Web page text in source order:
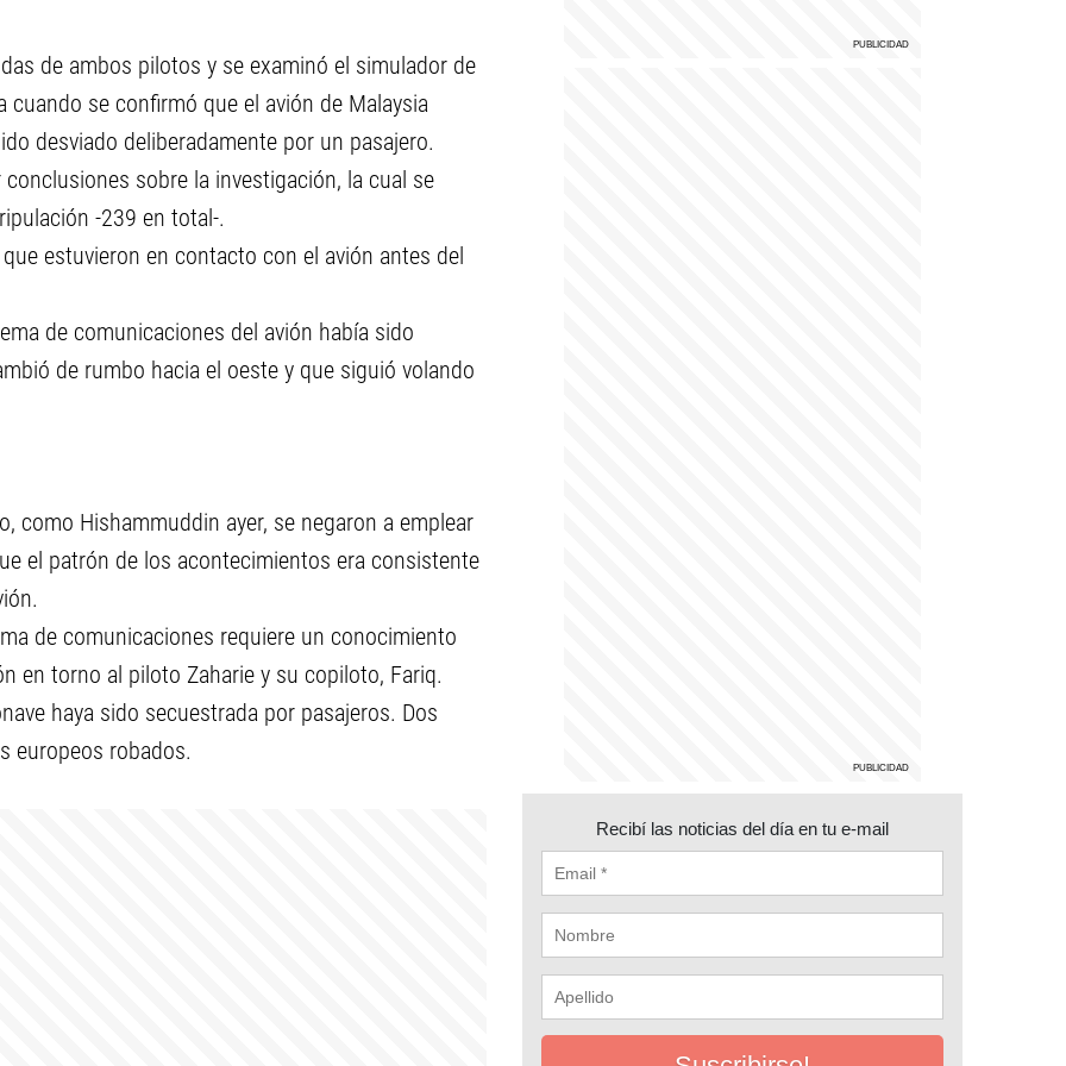
de ambos pilotos y se examinó el simulador de
se confirmó que el avión de Malaysia
desviado deliberadamente por un pasajero.
sobre la investigación, la cual se
-239 en total-.
estuvieron en contacto con el avión antes del
de comunicaciones del avión había sido
de rumbo hacia el oeste y que siguió volando
como Hishammuddin ayer, se negaron a emplear
el patrón de los acontecimientos era consistente
de comunicaciones requiere un conocimiento
en torno al piloto Zaharie y su copiloto, Fariq.
haya sido secuestrada por pasajeros. Dos
europeos robados.
Recibí las noticias del día en tu e-mail